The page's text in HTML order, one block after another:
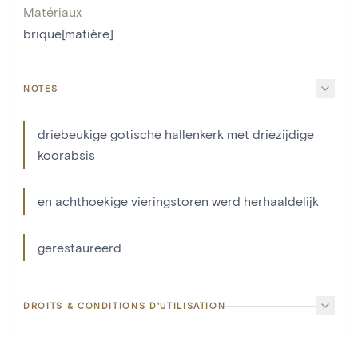
Matériaux
brique[matière]
NOTES
driebeukige gotische hallenkerk met driezijdige
koorabsis
en achthoekige vieringstoren werd herhaaldelijk
gerestaureerd
DROITS & CONDITIONS D'UTILISATION